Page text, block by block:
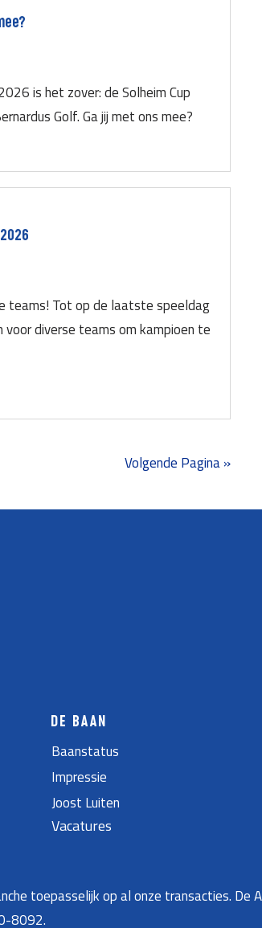
is het zover: de Solheim Cup
Golf. Ga jij met ons mee?
teams! Tot op de laatste speeldag
voor diverse teams om kampioen te
Volgende Pagina »
DE BAAN
Baanstatus
Impressie
Joost Luiten
Vacatures
toepasselijk op al onze transacties. De
8092.